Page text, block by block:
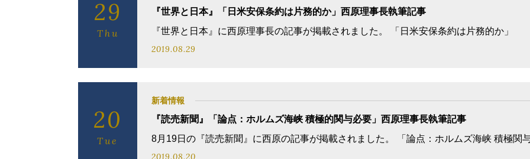
29
Thu
『世界と日本』「日米安保条約は片務的か」西原理事長執筆記事
『世界と日本』に西原理事長の記事が掲載されました。 「日米安保条約は片務的か」
2019.08.29
20
Tue
新着情報
『読売新聞』「論点：ホルムズ海峡 積極的関与必要」西原理事長執筆記事
8月19日の『読売新聞』に西原の記事が掲載されました。 「論点：ホルムズ海峡 積極関